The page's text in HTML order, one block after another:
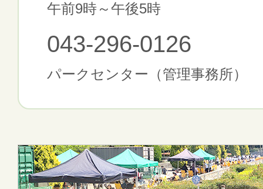
午前9時～午後5時
043-296-0126
パークセンター（管理事務所）